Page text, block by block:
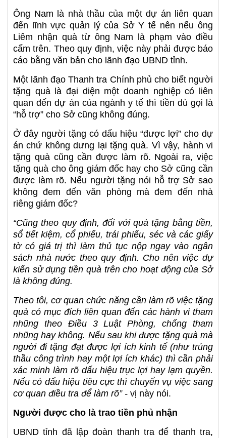
Ông Nam là nhà thầu của một dự án liên quan
đến lĩnh vực quản lý của Sở Y tế nên nếu ông
Liêm nhận quà từ ông Nam là phạm vào điều
cấm trên. Theo quy định, việc này phải được báo
cáo bằng văn bản cho lãnh đạo UBND tỉnh.
Một lãnh đạo Thanh tra Chính phủ cho biết người
tặng quà là đại diện một doanh nghiệp có liên
quan đến dự án của ngành y tế thì tiền dù gọi là
“hỗ trợ” cho Sở cũng không đúng.
Ở đây người tặng có dấu hiệu “được lợi” cho dự
án chứ không dưng lại tặng quà. Vì vậy, hành vi
tặng quà cũng cần được làm rõ. Ngoài ra, việc
tặng quà cho ông giám đốc hay cho Sở cũng cần
được làm rõ. Nếu người tặng nói hỗ trợ Sở sao
không đem đến văn phòng mà đem đến nhà
riêng giám đốc?
“Cũng theo quy định, đối với quà tặng bằng tiền,
sổ tiết kiệm, cổ phiếu, trái phiếu, séc và các giấy
tờ có giá trị thì làm thủ tục nộp ngay vào ngân
sách nhà nước theo quy định. Cho nên việc dự
kiến sử dụng tiền quà trên cho hoạt động của Sở
là không đúng.
Theo tôi, cơ quan chức năng cần làm rõ việc tặng
quà có mục đích liên quan đến các hành vi tham
nhũng theo Điều 3 Luật Phòng, chống tham
nhũng hay không. Nếu sau khi được tặng quà mà
người đi tặng đạt được lợi ích kinh tế (như trúng
thầu công trình hay một lợi ích khác) thì cần phải
xác minh làm rõ dấu hiệu trục lợi hay lạm quyền.
Nếu có dấu hiệu tiêu cực thì chuyển vụ việc sang
cơ quan điều tra để làm rõ” - vị này nói.
Người được cho là trao tiền phủ nhận
UBND tỉnh đã lập đoàn thanh tra để thanh tra,